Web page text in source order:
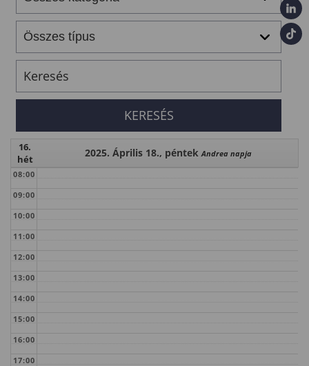
16.
hét
2025. Április 18., péntekAndrea napja
08:00
09:00
10:00
11:00
12:00
13:00
14:00
15:00
16:00
17:00